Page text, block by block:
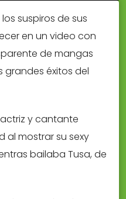
suspiros de sus
en un video con
de mangas
éxitos del
y cantante
al mostrar su sexy
bailaba Tusa, de